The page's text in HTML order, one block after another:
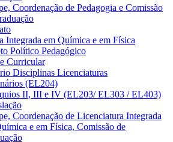
Coordenação de Pedagogia e Comissão
Integrada em Química e em Física
Político Pedagógico
Curricular
Disciplinas Licenciaturas
(EL204)
II, III e IV (EL203/ EL303 / EL403)
Coordenação de Licenciatura Integrada
e em Física, Comissão de